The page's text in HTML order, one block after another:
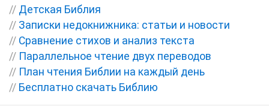
// Детская Библия
// Записки недокнижника: статьи и новости
// Сравнение стихов и анализ текста
// Параллельное чтение двух переводов
// План чтения Библии на каждый день
// Бесплатно скачать Библию